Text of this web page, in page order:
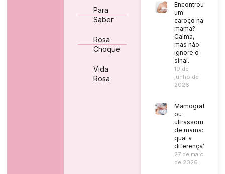
Para
Saber
Rosa
Choque
Vida
Rosa
Encontrou
um
caroço na
mama?
Calma,
mas não
ignore o
sinal.
19 de
junho de
2026
Mamografia
ou
ultrassom
de mama:
qual a
diferença?
27 de maio
de 2026